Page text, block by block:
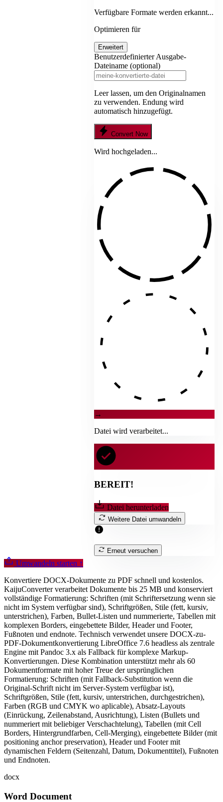
Verfügbare Formate werden erkannt...
Optimieren für
Erweitert
Benutzerdefinierter Ausgabe-
Dateiname (optional)
Leer lassen, um den Originalnamen
zu verwenden. Endung wird
automatisch hinzugefügt.
Convert Now
Wird hochgeladen...
→
Datei wird verarbeitet...
BEREIT!
Datei herunterladen
Weitere Datei umwandeln
Erneut versuchen
Umwandeln starten ↑
Konvertiere DOCX-Dokumente zu PDF schnell und kostenlos.
KaijuConverter verarbeitet Dokumente bis 25 MB und konserviert
vollständige Formatierung: Schriften (mit Schriftersetzung wenn sie
nicht im System verfügbar sind), Schriftgrößen, Stile (fett, kursiv,
unterstrichen), Farben, Bullet-Listen und nummerierte, Tabellen mit
komplexen Borders, eingebettete Bilder, Header und Footer,
Fußnoten und endnote. Technisch verwendet unsere DOCX-zu-
PDF-Dokumentkonvertierung LibreOffice 7.6 headless als zentrale
Engine mit Pandoc 3.x als Fallback für komplexe Markup-
Konvertierungen. Diese Kombination unterstützt mehr als 60
Dokumentformate mit hoher Treue der ursprünglichen
Formatierung: Schriften (mit Fallback-Substitution wenn die
Original-Schrift nicht im Server-System verfügbar ist),
Schriftgrößen, Stile (fett, kursiv, unterstrichen, durchgestrichen),
Farben (RGB und CMYK wo aplicable), Absatz-Layouts
(Einrückung, Zeilenabstand, Ausrichtung), Listen (Bullets und
nummeriert mit beliebiger Verschachtelung), Tabellen (mit Cell
Borders, Hintergrundfarben, Cell-Merging), eingebettete Bilder (mit
positioning anchor preservation), Header und Footer mit
dynamischen Feldern (Seitenzahl, Datum, Dokumenttitel), Fußnoten
und Endnoten.
docx
Word Document